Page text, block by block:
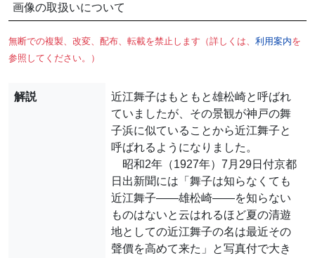
画像の取扱いについて
無断での複製、改変、配布、転載を禁止します（詳しくは、 利用案内を
参照してください。）
解説
近江舞子はもともと雄松崎と呼ばれ
ていましたが、その景観が神戸の舞
子浜に似ていることから近江舞子と
呼ばれるようになりました。
昭和2年（1927年）7月29日付京都
日出新聞には「舞子は知らなくても
近江舞子――雄松崎――を知らない
ものはないと云はれるほど夏の清遊
地としての近江舞子の名は最近その
聲價を高めて来た」と写真付で大き